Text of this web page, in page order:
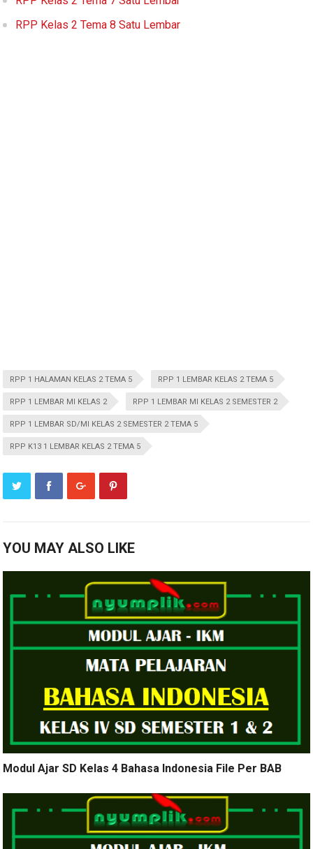
RPP Kelas 2 Tema 8 Satu Lembar
RPP 1 HALAMAN KELAS 2 TEMA 5 RPP 1 LEMBAR KELAS 2 TEMA 5
RPP 1 LEMBAR MI KELAS 2 RPP 1 LEMBAR MI KELAS 2 SEMESTER 2
RPP 1 LEMBAR SD/MI KELAS 2 SEMESTER 2 TEMA 5
RPP K13 1 LEMBAR KELAS 2 TEMA 5
YOU MAY ALSO LIKE
Modul Ajar SD Kelas 4 Bahasa Indonesia File Per BAB